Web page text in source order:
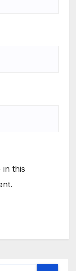
in this